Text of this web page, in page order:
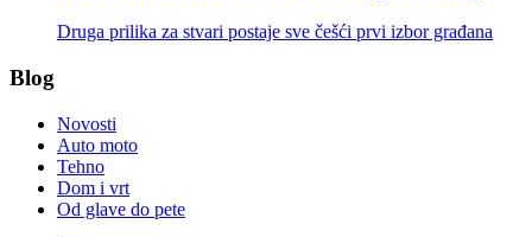
Druga prilika za stvari postaje sve češći prvi izbor građana
Blog
Novosti
Auto moto
Tehno
Dom i vrt
Od glave do pete